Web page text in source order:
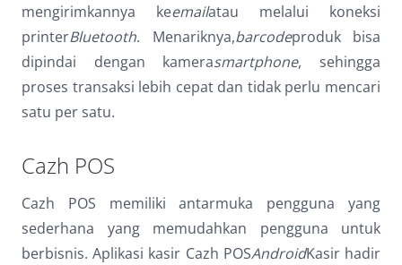
mengirimkannya keemailatau melalui koneksi
printerBluetooth. Menariknya,barcodeproduk bisa
dipindai dengan kamerasmartphone, sehingga
proses transaksi lebih cepat dan tidak perlu mencari
satu per satu.
Cazh POS
Cazh POS memiliki antarmuka pengguna yang
sederhana yang memudahkan pengguna untuk
berbisnis. Aplikasi kasir Cazh POSAndroidKasir hadir